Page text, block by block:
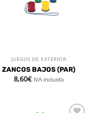
JUEGOS DE EXTERIOR
ZANCOS BAJOS (PAR)
8,60€ IVA incluido